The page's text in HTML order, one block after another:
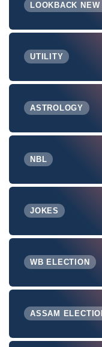
LOOKBACK
UTILITY
ASTROLOGY
NBL
JOKES
WB ELECTION
ASSAM